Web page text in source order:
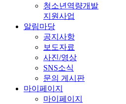
청소년역량개발
지원사업
알림마당
공지사항
보도자료
사진/영상
SNS소식
문의 게시판
마이페이지
마이페이지